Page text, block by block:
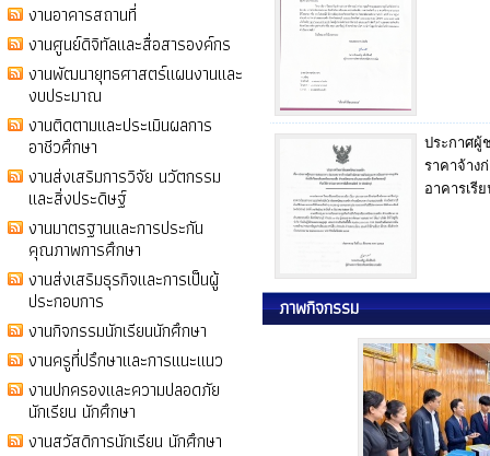
งานอาคารสถานที่
งานศูนย์ดิจิทัลและสื่อสารองค์กร
งานพัฒนายุทธศาสตร์แผนงานและ
งบประมาณ
งานติดตามและประเมินผลการ
อาชีวศึกษา
งานส่งเสริมการวิจัย นวัตกรรม
และสิ่งประดิษฐ์
งานมาตรฐานและการประกัน
คุณภาพการศึกษา
งานส่งเสริมธุรกิจและการเป็นผู้
ประกอบการ
งานกิจกรรมนักเรียนนักศึกษา
งานครูที่ปรึกษาและการแนะแนว
งานปกครองและความปลอดภัย
นักเรียน นักศึกษา
งานสวัสดิการนักเรียน นักศึกษา
ประกาศผู้
ราคาจ้าง
อาคารเรี
ภาพกิจกรรม